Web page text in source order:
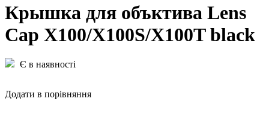
Крышка для объктива Lens
Cap X100/X100S/X100T black
Є в наявності
Додати в порівняння